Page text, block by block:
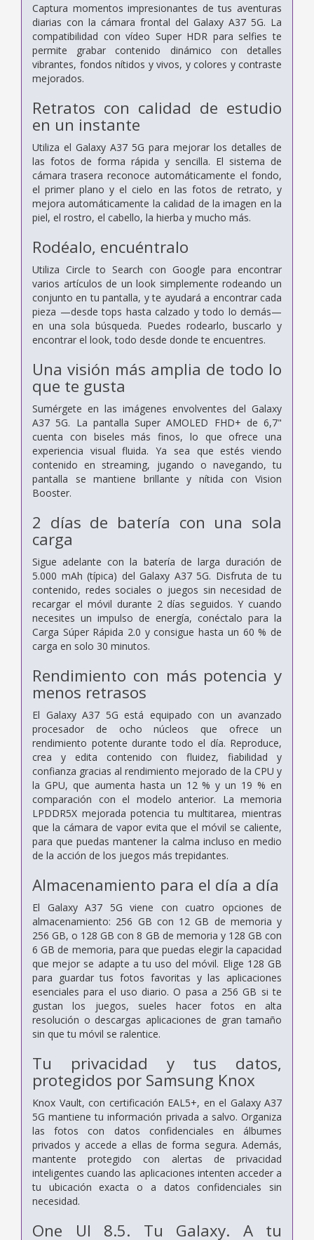
Captura momentos impresionantes de tus aventuras
diarias con la cámara frontal del Galaxy A37 5G. La
compatibilidad con vídeo Super HDR para selfies te
permite grabar contenido dinámico con detalles
vibrantes, fondos nítidos y vivos, y colores y contraste
mejorados.
Retratos con calidad de estudio
en un instante
Utiliza el Galaxy A37 5G para mejorar los detalles de
las fotos de forma rápida y sencilla. El sistema de
cámara trasera reconoce automáticamente el fondo,
el primer plano y el cielo en las fotos de retrato, y
mejora automáticamente la calidad de la imagen en la
piel, el rostro, el cabello, la hierba y mucho más.
Rodéalo, encuéntralo
Utiliza Circle to Search con Google para encontrar
varios artículos de un look simplemente rodeando un
conjunto en tu pantalla, y te ayudará a encontrar cada
pieza —desde tops hasta calzado y todo lo demás—
en una sola búsqueda. Puedes rodearlo, buscarlo y
encontrar el look, todo desde donde te encuentres.
Una visión más amplia de todo lo
que te gusta
Sumérgete en las imágenes envolventes del Galaxy
A37 5G. La pantalla Super AMOLED FHD+ de 6,7"
cuenta con biseles más finos, lo que ofrece una
experiencia visual fluida. Ya sea que estés viendo
contenido en streaming, jugando o navegando, tu
pantalla se mantiene brillante y nítida con Vision
Booster.
2 días de batería con una sola
carga
Sigue adelante con la batería de larga duración de
5.000 mAh (típica) del Galaxy A37 5G. Disfruta de tu
contenido, redes sociales o juegos sin necesidad de
recargar el móvil durante 2 días seguidos. Y cuando
necesites un impulso de energía, conéctalo para la
Carga Súper Rápida 2.0 y consigue hasta un 60 % de
carga en solo 30 minutos.
Rendimiento con más potencia y
menos retrasos
El Galaxy A37 5G está equipado con un avanzado
procesador de ocho núcleos que ofrece un
rendimiento potente durante todo el día. Reproduce,
crea y edita contenido con fluidez, fiabilidad y
confianza gracias al rendimiento mejorado de la CPU y
la GPU, que aumenta hasta un 12 % y un 19 % en
comparación con el modelo anterior. La memoria
LPDDR5X mejorada potencia tu multitarea, mientras
que la cámara de vapor evita que el móvil se caliente,
para que puedas mantener la calma incluso en medio
de la acción de los juegos más trepidantes.
Almacenamiento para el día a día
El Galaxy A37 5G viene con cuatro opciones de
almacenamiento: 256 GB con 12 GB de memoria y
256 GB, o 128 GB con 8 GB de memoria y 128 GB con
6 GB de memoria, para que puedas elegir la capacidad
que mejor se adapte a tu uso del móvil. Elige 128 GB
para guardar tus fotos favoritas y las aplicaciones
esenciales para el uso diario. O pasa a 256 GB si te
gustan los juegos, sueles hacer fotos en alta
resolución o descargas aplicaciones de gran tamaño
sin que tu móvil se ralentice.
Tu privacidad y tus datos,
protegidos por Samsung Knox
Knox Vault, con certificación EAL5+, en el Galaxy A37
5G mantiene tu información privada a salvo. Organiza
las fotos con datos confidenciales en álbumes
privados y accede a ellas de forma segura. Además,
mantente protegido con alertas de privacidad
inteligentes cuando las aplicaciones intenten acceder a
tu ubicación exacta o a datos confidenciales sin
necesidad.
One UI 8.5. Tu Galaxy. A tu